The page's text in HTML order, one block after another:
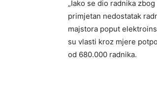
„Iako se dio radnika
primjetan nedostatak
majstora poput
su vlasti kroz mjere
od 680.000 radnika.